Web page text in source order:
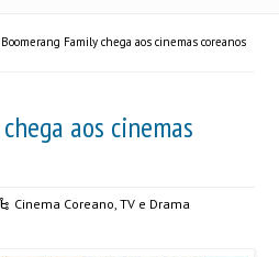
Boomerang Family chega aos cinemas coreanos
aos cinemas
Cinema Coreano,TV e Drama